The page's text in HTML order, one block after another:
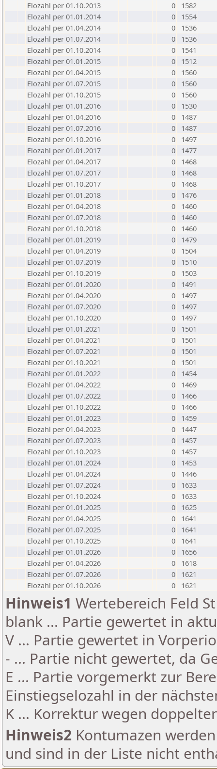
Elozahl per 01.10.2013
0
1582
Elozahl per 01.01.2014
0
1554
Elozahl per 01.04.2014
0
1536
Elozahl per 01.07.2014
0
1536
Elozahl per 01.10.2014
0
1541
Elozahl per 01.01.2015
0
1512
Elozahl per 01.04.2015
0
1560
Elozahl per 01.07.2015
0
1560
Elozahl per 01.10.2015
0
1560
Elozahl per 01.01.2016
0
1530
Elozahl per 01.04.2016
0
1487
Elozahl per 01.07.2016
0
1487
Elozahl per 01.10.2016
0
1497
Elozahl per 01.01.2017
0
1477
Elozahl per 01.04.2017
0
1468
Elozahl per 01.07.2017
0
1468
Elozahl per 01.10.2017
0
1468
Elozahl per 01.01.2018
0
1476
Elozahl per 01.04.2018
0
1460
Elozahl per 01.07.2018
0
1460
Elozahl per 01.10.2018
0
1460
Elozahl per 01.01.2019
0
1479
Elozahl per 01.04.2019
0
1504
Elozahl per 01.07.2019
0
1510
Elozahl per 01.10.2019
0
1503
Elozahl per 01.01.2020
0
1491
Elozahl per 01.04.2020
0
1497
Elozahl per 01.07.2020
0
1497
Elozahl per 01.10.2020
0
1497
Elozahl per 01.01.2021
0
1501
Elozahl per 01.04.2021
0
1501
Elozahl per 01.07.2021
0
1501
Elozahl per 01.10.2021
0
1501
Elozahl per 01.01.2022
0
1454
Elozahl per 01.04.2022
0
1469
Elozahl per 01.07.2022
0
1466
Elozahl per 01.10.2022
0
1466
Elozahl per 01.01.2023
0
1459
Elozahl per 01.04.2023
0
1447
Elozahl per 01.07.2023
0
1457
Elozahl per 01.10.2023
0
1457
Elozahl per 01.01.2024
0
1453
Elozahl per 01.04.2024
0
1446
Elozahl per 01.07.2024
0
1633
Elozahl per 01.10.2024
0
1633
Elozahl per 01.01.2025
0
1625
Elozahl per 01.04.2025
0
1641
Elozahl per 01.07.2025
0
1641
Elozahl per 01.10.2025
0
1641
Elozahl per 01.01.2026
0
1656
Elozahl per 01.04.2026
0
1618
Elozahl per 01.07.2026
0
1621
Elozahl per 01.10.2026
0 1621
Hinweis1 Wertebereich Feld
blank ... Partie gewertet in
V ... Partie gewertet in
- ... Partie nicht gewertet, da
E ... Partie vorgemerkt zur
Einstiegselozahl in der
K ... Korrektur wegen
Hinweis2 Kontumazen
und sind in der Liste nicht